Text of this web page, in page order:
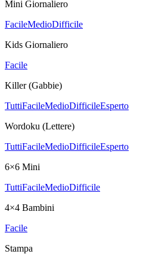
Mini Giornaliero
FacileMedioDifficile
Kids Giornaliero
Facile
Killer (Gabbie)
TuttiFacileMedioDifficileEsperto
Wordoku (Lettere)
TuttiFacileMedioDifficileEsperto
6×6 Mini
TuttiFacileMedioDifficile
4×4 Bambini
Facile
Stampa